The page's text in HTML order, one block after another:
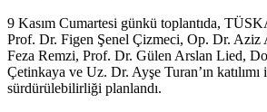
9 Kasım Cumartesi günkü toplantıda,
Prof. Dr. Figen Şenel Çizmeci, Op. Dr. Aziz
Feza Remzi, Prof. Dr. Gülen Arslan Lied,
Çetinkaya ve Uz. Dr. Ayşe Turan’ın
sürdürülebilirliği planlandı.